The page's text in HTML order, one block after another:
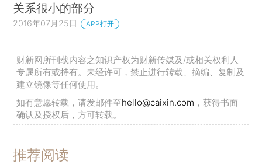
关系很小的部分
2016年07月25日 APP打开
财新网所刊载内容之知识产权为财新传媒及/或相关权利人
专属所有或持有。未经许可，禁止进行转载、摘编、复制及
建立镜像等任何使用。
如有意愿转载，请发邮件至hello@caixin.com ，获得书面
确认及授权后，方可转载。
推荐阅读